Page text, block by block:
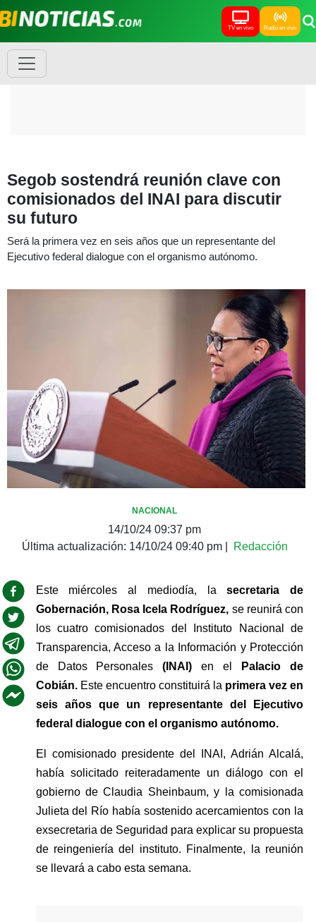
TV en vivo Radio en vivo
Segob sostendrá reunión clave con
comisionados del INAI para discutir
su futuro
Será la primera vez en seis años que un representante del
Ejecutivo federal dialogue con el organismo autónomo.
NACIONAL
14/10/24 09:37 pm
Última actualización: 14/10/24 09:40 pm| Redacción
Este miércoles al mediodía, la secretaria de
Gobernación, Rosa Icela Rodríguez, se reunirá con
los cuatro comisionados del Instituto Nacional de
Transparencia, Acceso a la Información y Protección
de Datos Personales (INAI) en el
Palacio de
Cobián. Este encuentro constituirá la primera vez en
seis años que un representante del Ejecutivo
federal dialogue con el organismo autónomo.
El comisionado presidente del INAI, Adrián Alcalá,
había solicitado reiteradamente un diálogo con el
gobierno de Claudia Sheinbaum, y la comisionada
Julieta del Río había sostenido acercamientos con la
exsecretaria de Seguridad para explicar su propuesta
de reingeniería del instituto. Finalmente, la reunión
se llevará a cabo esta semana.